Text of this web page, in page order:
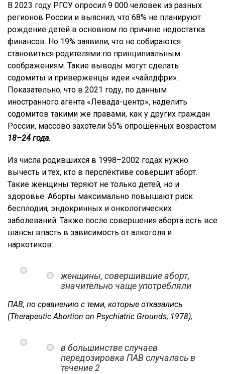
В 2023 году РГСУ опросил 9 000 человек из разных
регионов России и выяснил, что 68% не планируют
рождение детей в основном по причине недостатка
финансов. Но 19% заявили, что не собираются
становиться родителями по принципиальным
соображениям. Такие выводы могут сделать
содомиты и приверженцы идеи «чайлдфри».
Показательно, что в 2021 году, по данным
иностранного агента «Левада-центр», наделить
содомитов такими же правами, как у других граждан
России, массово захотели 55% опрошенных возрастом
18–24 года.
Из числа родившихся в 1998–2002 годах нужно
вычесть и тех, кто в перспективе совершит аборт.
Такие женщины теряют не только детей, но и
здоровье. Аборты максимально повышают риск
бесплодия, эндокринных и онкологических
заболеваний. Также после совершения аборта есть все
шансы впасть в зависимость от алкоголя и
наркотиков:
женщины, совершившие аборт,
значительно чаще употребляли
ПАВ, по сравнению с теми, которые отказались
(Therapeutic Abortion on Psychiatric Grounds, 1978);
в большинстве случаев
передозировка ПАВ случалась в
течение 2